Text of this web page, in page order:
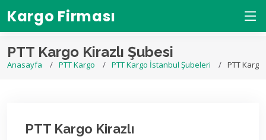
Kargo Firması
PTT Kargo Kirazlı Şubesi
Anasayfa PTT Kargo PTT Kargo İstanbul Şubeleri PTT
PTT Kargo Kirazlı